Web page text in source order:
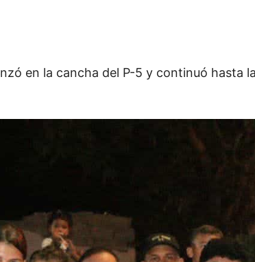
en la cancha del P-5 y continuó hasta